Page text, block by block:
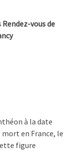
Rendez-vous de
à la date
en France, le
figure